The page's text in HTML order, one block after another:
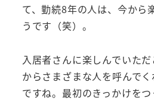
て、勤続8年の人は、今から
うです（笑）。
入居者さんに楽しんでいた
からさまざまな人を呼んで
ですね。最初のきっかけをつ